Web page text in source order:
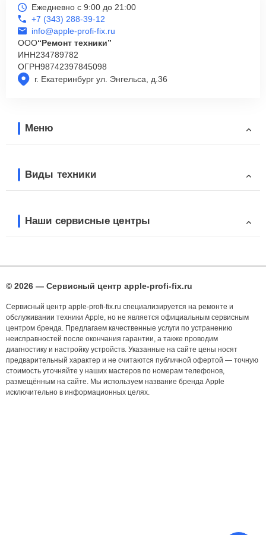
г. Екатеринбург ул. Энгельса, д.36
Ежедневно с 9:00 до 21:00
+7 (343) 288-39-12
info@apple-profi-fix.ru
ООО“Ремонт техники”
ИНН234789782
ОГРН98742397845098
Меню
Виды техники
Наши сервисные центры
© 2026 — Сервисный центр apple-profi-fix.ru
Сервисный центр apple-profi-fix.ru специализируется на ремонте и
обслуживании техники Apple, но не является официальным сервисным
центром бренда. Предлагаем качественные услуги по устранению
неисправностей после окончания гарантии, а также проводим
диагностику и настройку устройств. Указанные на сайте цены носят
предварительный характер и не считаются публичной офертой — точную
стоимость уточняйте у наших мастеров по номерам телефонов,
размещённым на сайте. Мы используем название бренда Apple
исключительно в информационных целях.